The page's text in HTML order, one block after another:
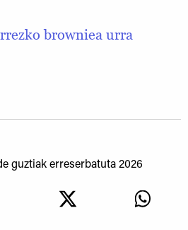
browniea urra
guztiak erreserbatuta 2026